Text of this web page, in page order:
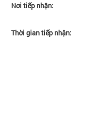
Nơi tiếp nhận:
Thời gian tiếp nhận: